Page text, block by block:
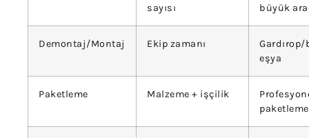
sayısı
büyük
Demontaj/Montaj Ekip zamanı
eşya
Paketleme Malzeme + işçilik